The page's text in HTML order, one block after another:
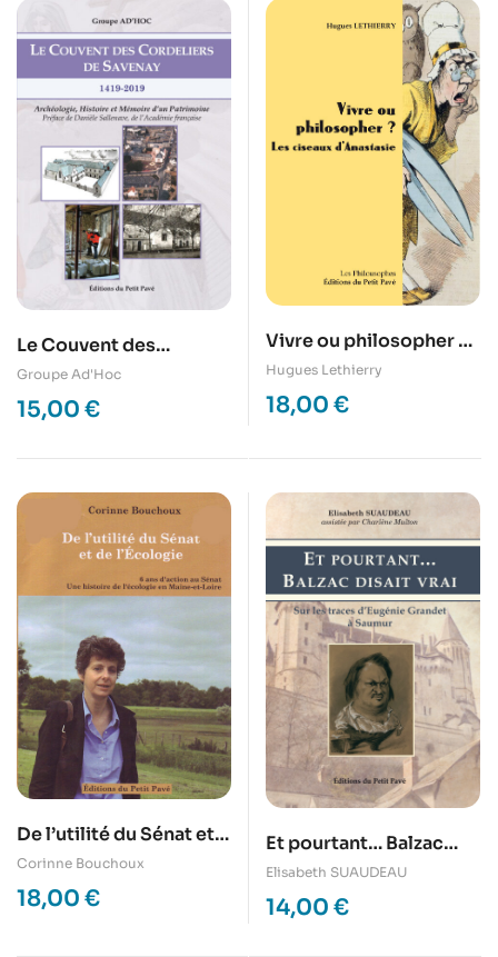
Le Couvent des
Cordeliers de Savenay /
1419-2019
Groupe Ad'Hoc
15,00 €
Vivre ou philosopher ?
Les ciseaux d’Anastasie
Hugues Lethierry
18,00 €
De l’utilité du Sénat et
de l’écologie
Corinne Bouchoux
18,00 €
Et pourtant… Balzac
disait vrai
Elisabeth SUAUDEAU
14,00 €